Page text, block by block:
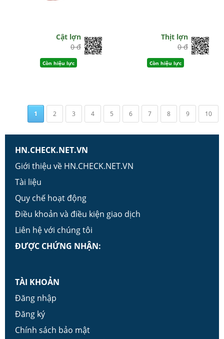
Cật lợn
0 đ
Còn hiệu lực
Thịt lợn
0 đ
Còn hiệu lực
1 2 3 4 5 6 7 8 9 10
HN.CHECK.NET.VN
Giới thiệu về HN.CHECK.NET.VN
Tài liệu
Quy chế hoạt động
Điều khoản và điều kiện giao dịch
Liên hệ với chúng tôi
ĐƯỢC CHỨNG NHẬN:
TÀI KHOẢN
Đăng nhập
Đăng ký
Chính sách bảo mật